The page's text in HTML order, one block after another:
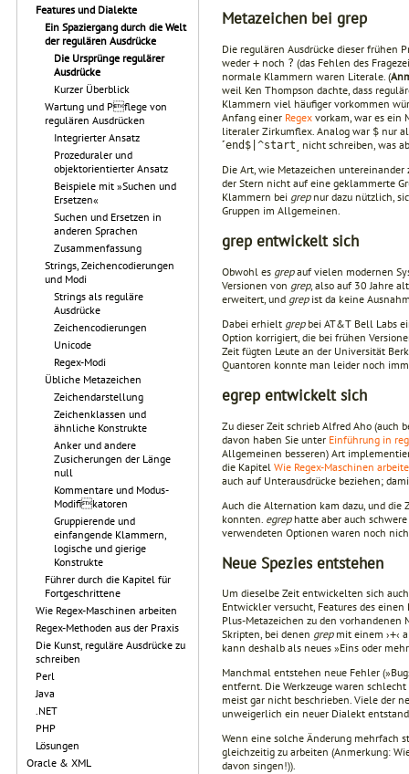
Features und Dialekte
Ein Spaziergang durch die Welt
der regulären Ausdrücke
Die Ursprünge regulärer
Ausdrücke
Kurzer Überblick
Wartung und Pflege von
regulären Ausdrücken
Integrierter Ansatz
Prozeduraler und
objektorientierter Ansatz
Beispiele mit »Suchen und
Ersetzen«
Suchen und Ersetzen in
anderen Sprachen
Zusammenfassung
Strings, Zeichencodierungen
und Modi
Strings als reguläre
Ausdrücke
Zeichencodierungen
Unicode
Regex-Modi
Übliche Metazeichen
Zeichendarstellung
Zeichenklassen und
ähnliche Konstrukte
Anker und andere
Zusicherungen der Länge
null
Kommentare und Modus-
Modifikatoren
Gruppierende und
einfangende Klammern,
logische und gierige
Konstrukte
Führer durch die Kapitel für
Fortgeschrittene
Wie Regex-Maschinen arbeiten
Regex-Methoden aus der Praxis
Die Kunst, reguläre Ausdrücke zu
schreiben
Perl
Java
.NET
PHP
Lösungen
Oracle & XML
Metazeichen bei grep
Die regulären Ausdrücke dieser frühen
weder + noch ? (das Fehlen des
normale Klammern waren Literale. (
weil Ken Thompson dachte, dass
Klammern viel häufiger vorkommen
Anfang einer Regex vorkam, war es ein
literaler Zirkumflex. Analog war $ nur
˹end$|^start
˼ nicht schreiben,
Die Art, wie Metazeichen
der Stern nicht auf eine geklammerte
Klammern bei grep nur dazu nützlich,
Gruppen im Allgemeinen.
grep entwickelt sich
Obwohl es grepauf vielen modernen
Versionen von grep, also auf 30 Jahre
erweitert, und grep ist da keine
Dabei erhielt grep bei AT&T Bell Labs
Option korrigiert, die bei frühen
Zeit fügten Leute an der Universität
Quantoren konnte man leider noch
egrep entwickelt sich
Zu dieser Zeit schrieb Alfred Aho (auch
davon haben Sie unter Einführung in
Allgemeinen besseren) Art
die Kapitel Wie Regex-Maschinen
auch auf Unterausdrücke beziehen;
Auch die Alternation kam dazu, und
konnten. egrephatte aber auch
verwendeten Optionen waren noch
Neue Spezies entstehen
Um dieselbe Zeit entwickelten sich
Entwickler versucht, Features des
Plus-Metazeichen zu den vorhandenen
Skripten, bei denen grep mit einem ›+‹
kann deshalb als neues »Eins oder
Manchmal entstehen neue Fehler
entfernt. Die Werkzeuge waren
meist gar nicht beschrieben. Viele der
unweigerlich ein neuer Dialekt
Wenn eine solche Änderung mehrfach
gleichzeitig zu arbeiten (Anmerkung:
davon singen!)).